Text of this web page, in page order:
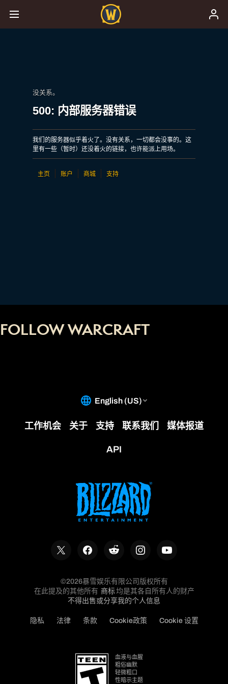
没关系。
500: 内部服务器错误
我们的服务器似乎着火了。没有关系，一切都会没事的。这
里有一些（暂时）还没着火的链接，也许能派上用场。
主页 账户 商城 支持
FOLLOW WARCRAFT